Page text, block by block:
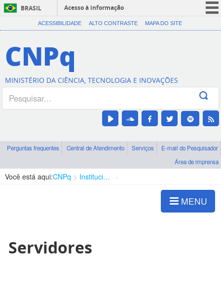
BRASIL
Acesso à informação
CORONAVÍRUS (COVID-19)
Canais
ACESSIBILIDADE ALTO CONTRASTE MAPA DO SITE
CNPq
MINISTÉRIO DA CIÊNCIA, TECNOLOGIA E INOVAÇÕES
Perguntas frequentes Central de Atendimento Serviços
E-mail do Pesquisador
Área de imprensa
Você está aqui:CNPq Institucional
MENU
Servidores